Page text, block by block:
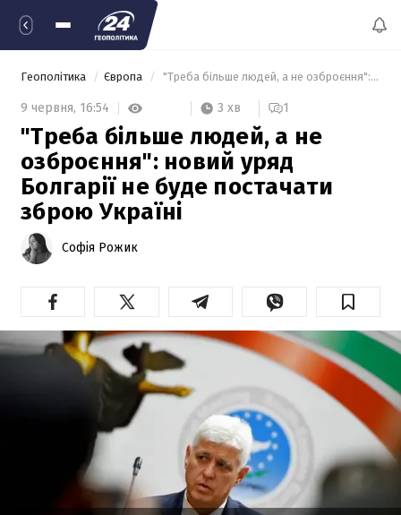
Геополітика Європа "Треба більше людей, а не озброєння": новий уряд Болгарії не буде постачати зброю Україні
9 червня, 16:54 3 хв 1
"Треба більше людей, а не
озброєння": новий уряд
Болгарії не буде постачати
зброю Україні
Софія Рожик